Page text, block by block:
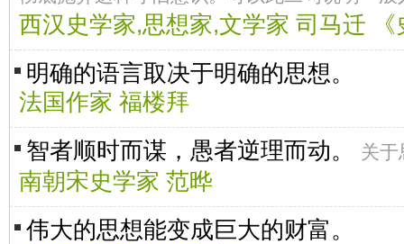
西汉史学家,思想家,文学家 司马迁 《
明确的语言取决于明确的思想。
法国作家 福楼拜
智者顺时而谋，愚者逆理而动。
关
南朝宋史学家 范晔
伟大的思想能变成巨大的财富。